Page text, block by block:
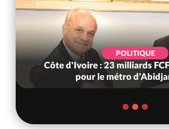
POLITIQUE
Côte d'Ivoire : 23 milliards
pour le métro